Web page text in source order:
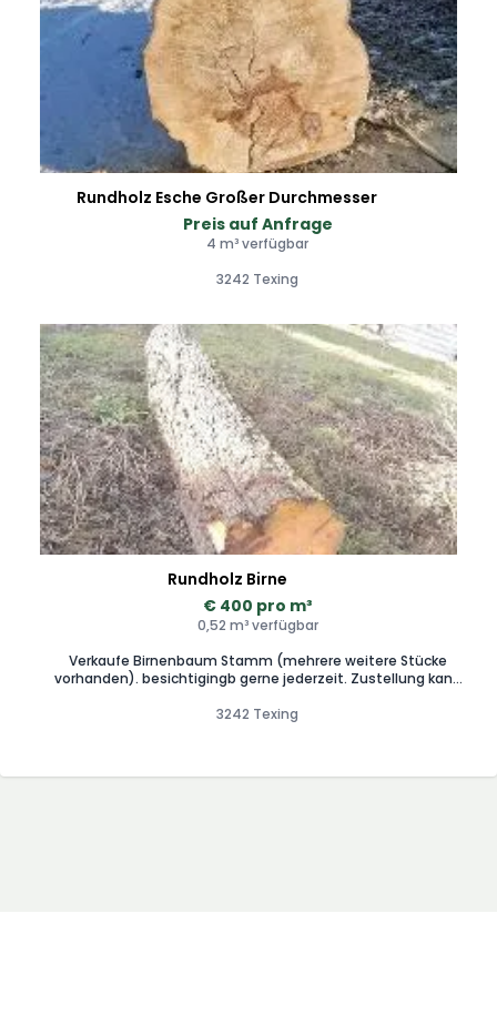
Rundholz Esche Großer Durchmesser
Preis auf Anfrage
4 m³ verfügbar
3242 Texing
Rundholz Birne
€ 400 pro m³
0,52 m³ verfügbar
Verkaufe Birnenbaum Stamm (mehrere weitere Stücke
vorhanden). besichtigingb gerne jederzeit. Zustellung kann
3242 Texing